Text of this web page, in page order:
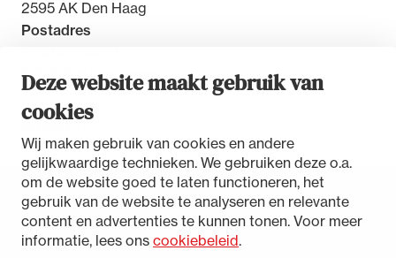
Deze website maakt gebruik van
cookies
Wij maken gebruik van cookies en andere
gelijkwaardige technieken. We gebruiken deze o.a.
om de website goed te laten functioneren, het
gebruik van de website te analyseren en relevante
content en advertenties te kunnen tonen. Voor meer
informatie, lees ons cookiebeleid.
2595 AK Den Haag
Postadres
2500 GW Den Haag
Toegankelijkheidsverklaring
Disclaimer